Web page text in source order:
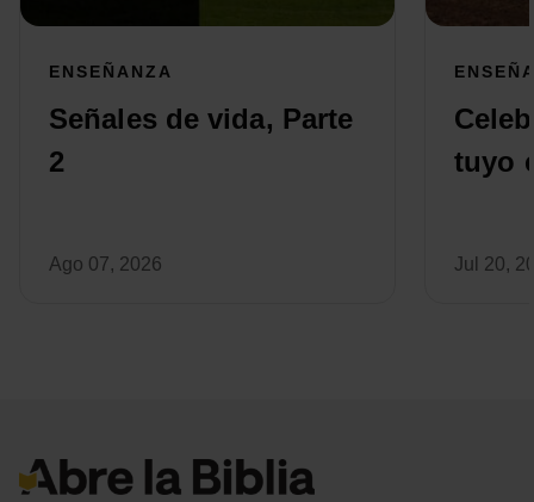
ENSEÑANZA
Señales de vida, Parte
2
Ago 07, 2026
tuyo
Jul 20,